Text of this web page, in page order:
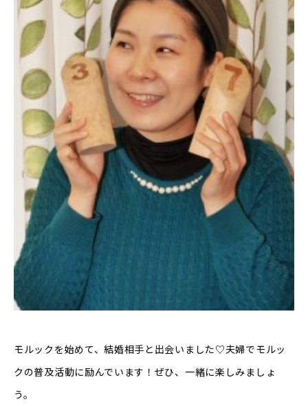
モルックを始めて、結婚相手と出会いました♡夫婦でモルッ
クの普及活動に励んでいます！ぜひ、一緒に楽しみましょ
う。